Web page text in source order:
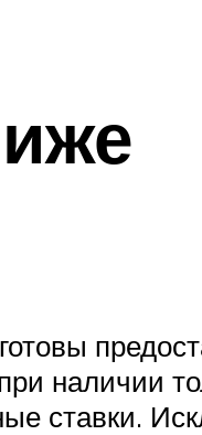
наличии
ставки.